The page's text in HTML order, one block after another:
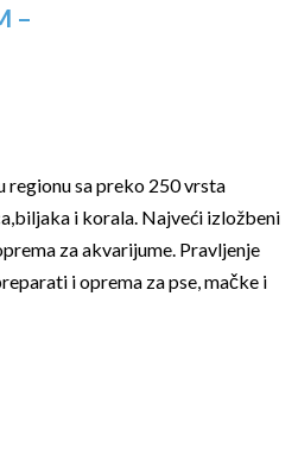
–
sa preko 250 vrsta
i korala. Najveći izložbeni
za akvarijume. Pravljenje
i oprema za pse, mačke i